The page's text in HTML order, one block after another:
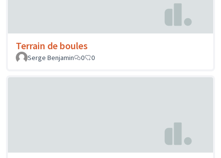
Terrain de boules
Serge Benjamin 0 0